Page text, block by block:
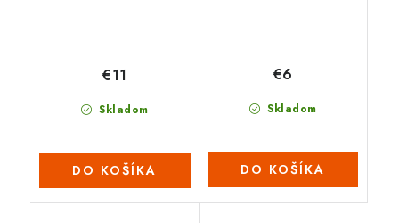
Skladom
€11
DO KOŠÍKA
Skladom
€6
DO KOŠÍKA